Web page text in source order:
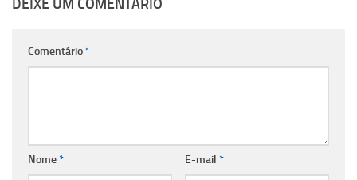
DEIXE UM COMENTÁRIO
Comentário*
Nome* E-mail *